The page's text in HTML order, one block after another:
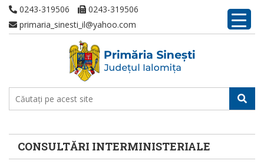
0243-319506
0243-319506
primaria_sinesti_il@yahoo.com
CONSULTĂRI INTERMINISTERIALE